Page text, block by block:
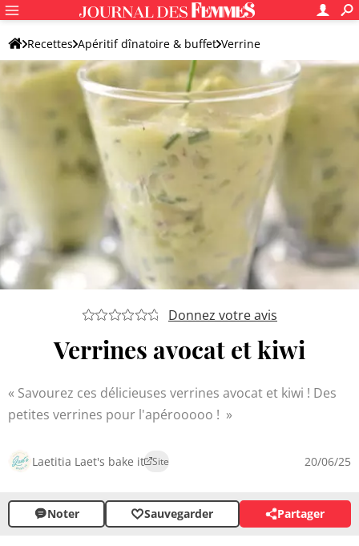
Recettes Apéritif dînatoire & buffet Verrine
Verrine sucrée-salée
Donnez votre avis
Verrines avocat et kiwi
Savourez ces délicieuses verrines avocat et kiwi ! Des
petites verrines pour l'apérooooo !
Laetitia Laet's bake it Site 20/06/25
Noter Sauvegarder Partager